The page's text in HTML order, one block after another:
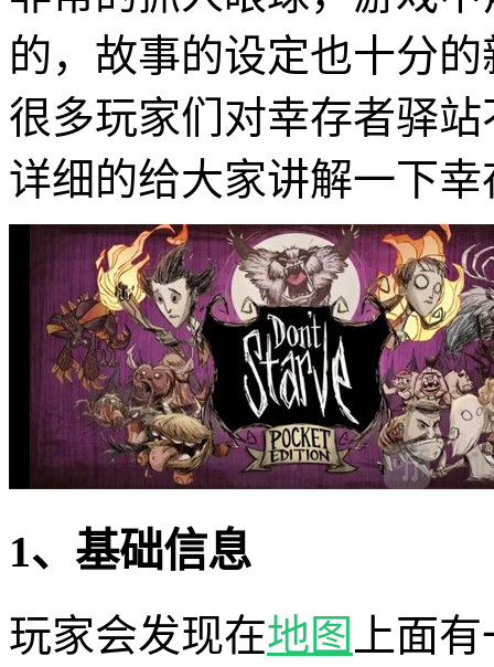
的，故事的设定也十分
很多玩家们对幸存者驿
详细的给大家讲解一下
1、基础信息
玩家会发现在地图 上面